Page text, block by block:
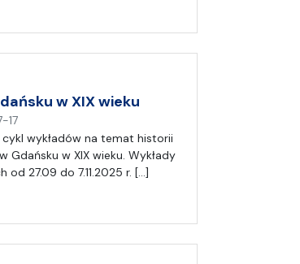
(
n
a
w XIX wieku
17
a
p
i
ł
wykładów na temat historii
Gdańsku w XIX wieku. Wykłady
27.09 do 7.11.2025 r. […]